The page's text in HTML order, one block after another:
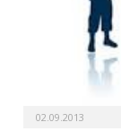
02.09.2013